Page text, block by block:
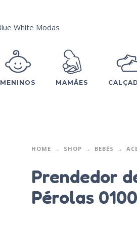
MENINOS MAMÃES
HOME SHOP BEBÊS
Prendedor
Pérolas